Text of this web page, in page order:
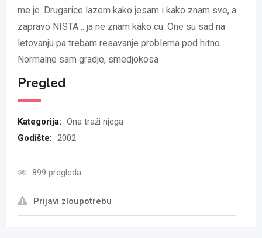
me je. Drugarice lazem kako jesam i kako znam sve, a
zapravo NISTA .. ja ne znam kako cu. One su sad na
letovanju pa trebam resavanje problema pod hitno.
Normalne sam gradje, smedjokosa
Pregled
Kategorija: Ona traži njega
Godište: 2002
899 pregleda
Prijavi zloupotrebu